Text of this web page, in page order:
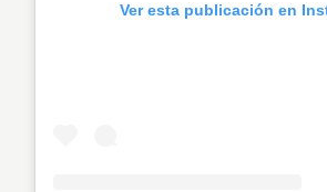
Ver esta publicación en